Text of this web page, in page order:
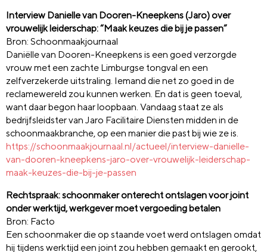
Interview Danielle van Dooren-Kneepkens (Jaro) over
vrouwelijk leiderschap: “Maak keuzes die bij je passen”
Bron: Schoonmaakjournaal
Daniëlle van Dooren-Kneepkens is een goed verzorgde
vrouw met een zachte Limburgse tongval en een
zelfverzekerde uitstraling. Iemand die net zo goed in de
reclamewereld zou kunnen werken. En dat is geen toeval,
want daar begon haar loopbaan. Vandaag staat ze als
bedrijfsleidster van Jaro Facilitaire Diensten midden in de
schoonmaakbranche, op een manier die past bij wie ze is.
https://schoonmaakjournaal.nl/actueel/interview-danielle-
van-dooren-kneepkens-jaro-over-vrouwelijk-leiderschap-
maak-keuzes-die-bij-je-passen
Rechtspraak: schoonmaker onterecht ontslagen voor joint
onder werktijd, werkgever moet vergoeding betalen
Bron: Facto
Een schoonmaker die op staande voet werd ontslagen omdat
hij tijdens werktijd een joint zou hebben gemaakt en gerookt,